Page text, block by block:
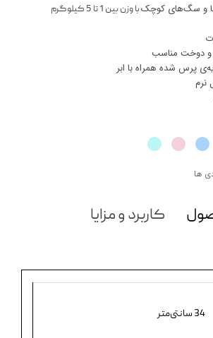
و سگ‌های کوچکبا وزن بین 1 تا 5 کیلوگرم
و دوخت مناسب
نرم
ها
کاربرد و مزایا
34 سانتی‌متر